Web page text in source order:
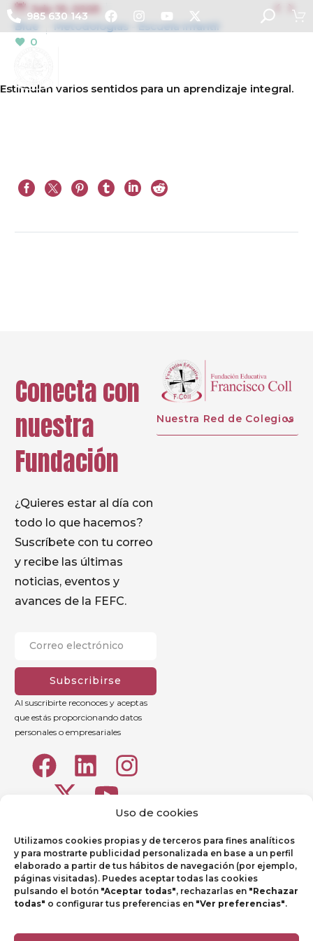
Uso de cookies
Utilizamos cookies propias y de terceros para fines analíticos
y para mostrarte publicidad personalizada en base a un perfil
elaborado a partir de tus hábitos de navegación (por ejemplo,
páginas visitadas). Puedes aceptar todas las cookies
pulsando el botón "Aceptar todas", rechazarlas en "Rechazar
todas" o configurar tus preferencias en "Ver preferencias".
985 630 143  
July 10, 2025
Blue
Metodologías - Escuela Infantil
0
Estimulan varios sentidos para un aprendizaje integral.
Conecta con
nuestra
Fundación
¿Quieres estar al día con
todo lo que hacemos?
Suscríbete con tu correo
y recibe las últimas
noticias, eventos y
avances de la FEFC.
Subscribirse
Al suscribirte reconoces y aceptas
que estás proporcionando datos
personales o empresariales
Nuestra Red de Colegios
Aviso legal
Política de Privacidad